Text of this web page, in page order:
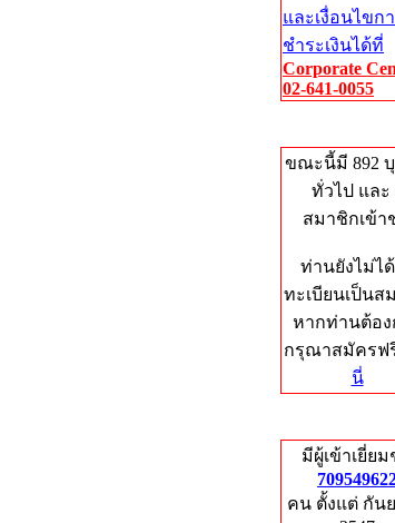
และเงื่อนไขก
ชำระเงินได้ที่
Corporate
02-641-0055
ขณะนี้มี 892
ทั่วไป และ
สมาชิกเข้า
ท่านยังไม่ไ
ทะเบียนเป็นส
หากท่านต้อง
กรุณาสมัครฟ
นี่
มีผู้เข้าเยี่ย
คน ตั้งแต่ กัน